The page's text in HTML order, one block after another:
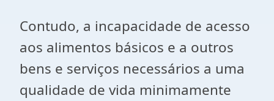
Contudo, a incapacidade de acesso
aos alimentos básicos e a outros
bens e serviços necessários a uma
qualidade de vida minimamente